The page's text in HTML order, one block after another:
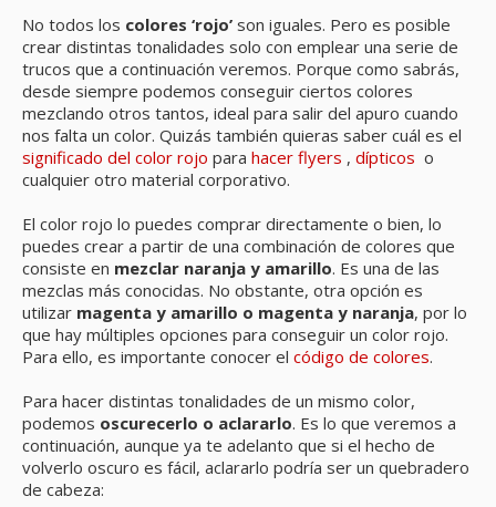
No todos los colores ‘rojo’ son iguales. Pero es posible
crear distintas tonalidades solo con emplear una serie de
trucos que a continuación veremos. Porque como sabrás,
desde siempre podemos conseguir ciertos colores
mezclando otros tantos, ideal para salir del apuro cuando
nos falta un color. Quizás también quieras saber cuál es el
significado del color rojo para hacer flyers , dípticos o
cualquier otro material corporativo.
El color rojo lo puedes comprar directamente o bien, lo
puedes crear a partir de una combinación de colores que
consiste en mezclar naranja y amarillo. Es una de las
mezclas más conocidas. No obstante, otra opción es
utilizar magenta y amarillo o magenta y naranja, por lo
que hay múltiples opciones para conseguir un color rojo.
Para ello, es importante conocer el código de colores.
Para hacer distintas tonalidades de un mismo color,
podemos oscurecerlo o aclararlo. Es lo que veremos a
continuación, aunque ya te adelanto que si el hecho de
volverlo oscuro es fácil, aclararlo podría ser un quebradero
de cabeza: